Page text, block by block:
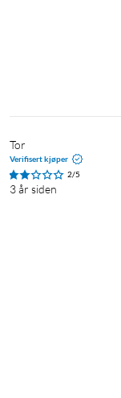
Tor
Verifisert kjøper
2/5
3 år siden